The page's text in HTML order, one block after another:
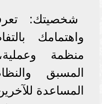
شخصيتك:
واهتمامك
منظمة
المسبق
المساعدة